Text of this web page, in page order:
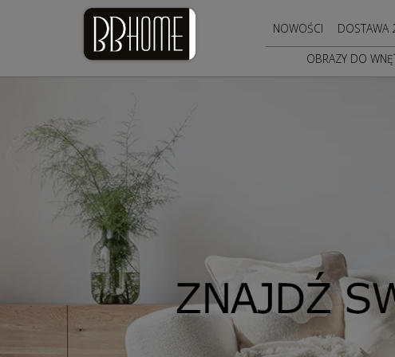
NOWOŚCI DOSTAWA
OBRAZY DO